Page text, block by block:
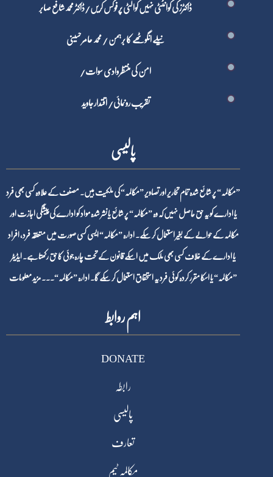
ڈاکٹرز کی کوانٹٹی نہیں کوالٹی پر فوکس کریں/ڈاکٹر محمد شافع صابر
نیلے انگوٹھے کا برہمن / محمد عامر حسینی
امن کی منتظر وادی سوات/
تقریب رونمائی/ اقتدار جاوید
پالیسی
”مکالمہ“ پر شائع شدہ تمام تحاریر اور تصاویر ”مکالمہ“ کی ملکیت ہیں۔ مصنف کے علاوہ کسی بھی فرد
یا ادارے کو یہ حق حاصل نہیں کہ وہ ”مکالمہ“ پر شائع یا نشر شدہ مواد کو ادارے کی پیشگی اجازت اور
مکالمہ کے حوالے کے بغیر استعمال کر سکے۔ ادارہ ”مکالمہ“ ایسی کسی صورت میں متعلقہ فرد، افراد
یا ادارے کے خلاف کسی بھی ملک میں اسکے قانون کے تحت چارہ جوئی کا حق رکھتا ہے۔ ایڈیٹر
”مکالمہ“ یا اسکا مقرر کردہ کوئی فرد یہ استحقاق استعمال کر سکے گا۔ ادارہ ”مکالمہ“۔۔۔ مزید معلومات
اہم روابط
DONATE
رابطہ
پالیسی
تعارف
مکالمہ ٹیم